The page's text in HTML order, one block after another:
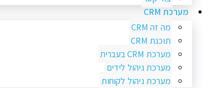
מערכת CRM
מה זה CRM
תוכנת CRM
מערכת CRM בעברית
מערכת ניהול לידים
מערכת ניהול לקוחות